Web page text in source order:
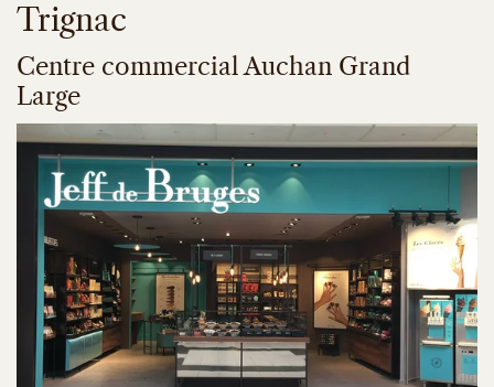
Trignac
Centre commercial Auchan Grand
Large